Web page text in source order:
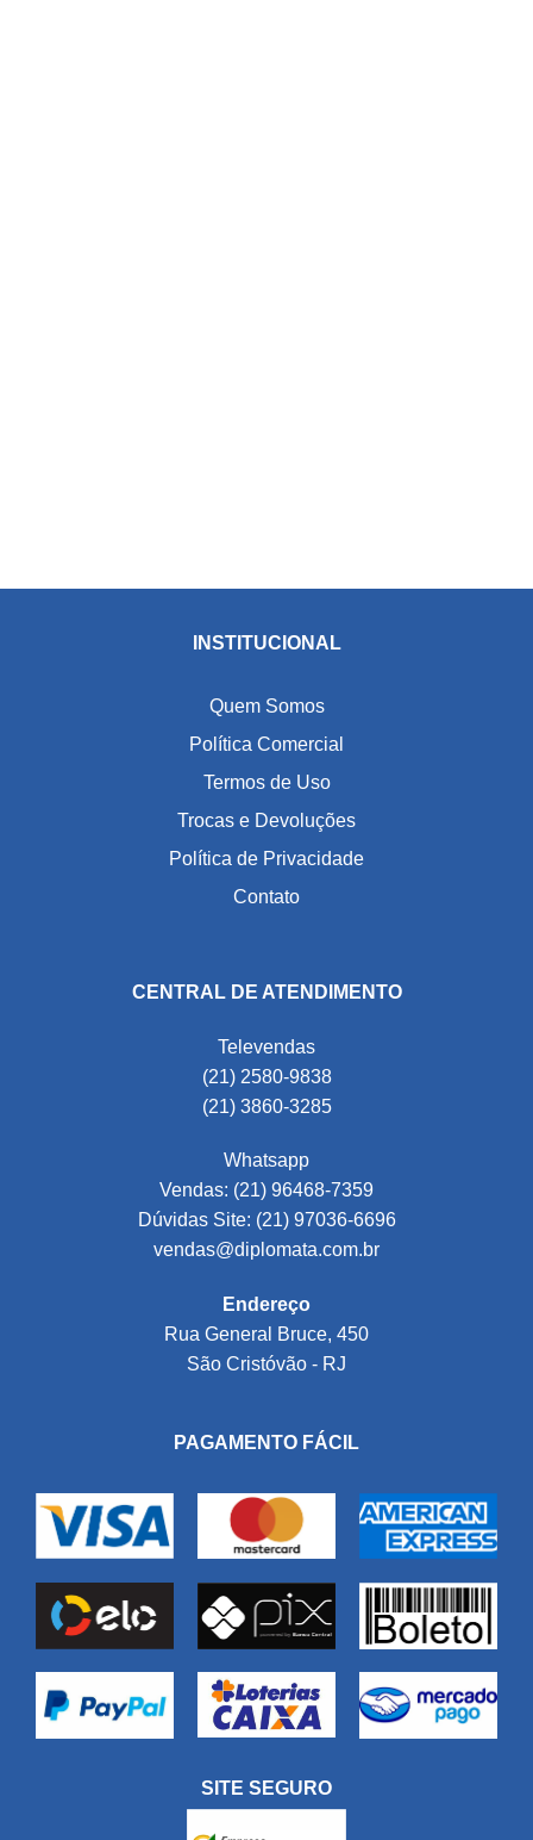
INSTITUCIONAL
Quem Somos
Política Comercial
Termos de Uso
Trocas e Devoluções
Política de Privacidade
Contato
CENTRAL DE ATENDIMENTO
Televendas
(21) 2580-9838
(21) 3860-3285
Whatsapp
Vendas: (21) 96468-7359
Dúvidas Site: (21) 97036-6696
vendas@diplomata.com.br
Endereço
Rua General Bruce, 450
São Cristóvão - RJ
PAGAMENTO FÁCIL
SITE SEGURO